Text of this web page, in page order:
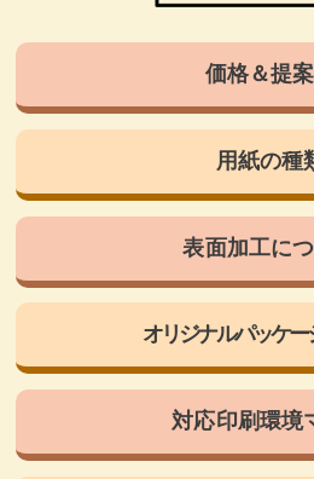
価格＆提
用紙の種
表面加工に
オリジナルパッケー
対応印刷環境